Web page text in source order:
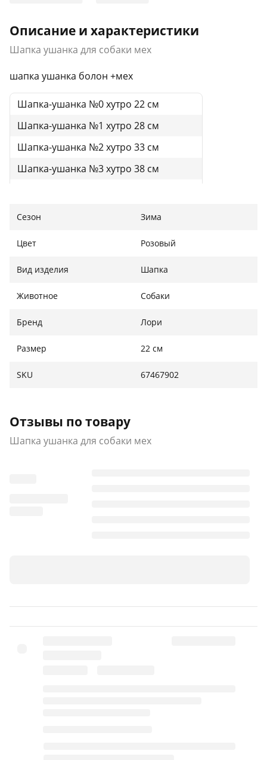
Описание и характеристики
Шапка ушанка для собаки мех
шапка ушанка болон +мех
Шапка-ушанка №0 хутро 22 см
Шапка-ушанка №1 хутро 28 см
Шапка-ушанка №2 хутро 33 см
Шапка-ушанка №3 хутро 38 см
Шапка-ушанка №5 хутро 50 см
Сезон Зима
Цвет Розовый
Вид изделия Шапка
Животное Собаки
Бренд Лори
Размер 22 см
SKU 67467902
Отзывы по товару
Шапка ушанка для собаки мех